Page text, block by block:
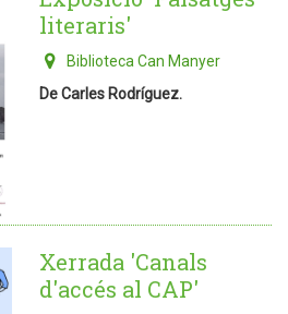
literaris'
Biblioteca Can Manyer
De Carles Rodríguez.
Xerrada 'Canals
d'accés al CAP'